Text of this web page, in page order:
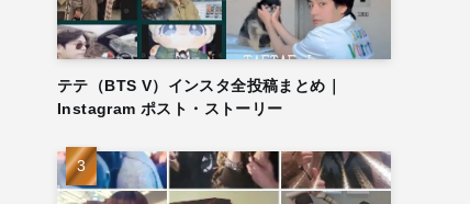
テテ（BTS V）インスタ全投稿まとめ｜
Instagram ポスト・ストーリー